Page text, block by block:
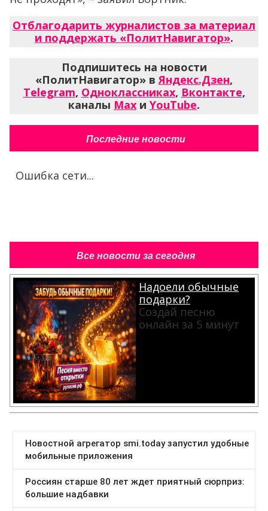
Отблагодарить журналистов за материал
и поддержать «ПолитНавигатор».
Подпишитесь на новости
«ПолитНавигатор» вЯндекс.Дзен,
Telegram, Одноклассниках, Вконтакте,
каналы Max и YouTube.
Последние новости
Ошибка сети...
Все новости за сегодня
Надоели обычные
подарки?
Создай песню
онлайн за 5 минут